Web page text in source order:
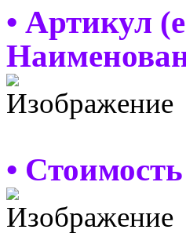
• Артикул
•